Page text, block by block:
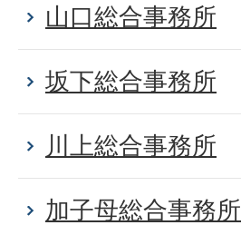
山口総合事務所
坂下総合事務所
川上総合事務所
加子母総合事務所